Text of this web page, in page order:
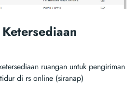
ruangan untuk pengiriman
di rs online (siranap)